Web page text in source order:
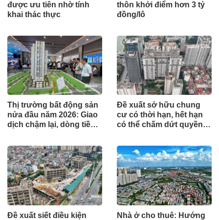
được ưu tiên nhờ tính
khai thác thực
thôn khởi điểm hơn 3 tỷ
đồng/lô
Thị trường bất động sản
nửa đầu năm 2026: Giao
dịch chậm lại, dòng tiền
trị thực
Đề xuất sở hữu chung
cư có thời hạn, hết hạn
có thể chấm dứt quyền
Đề xuất siết điều kiện
Nhà ở cho thuê: Hướng